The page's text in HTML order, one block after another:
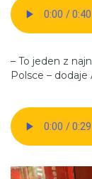
– To jeden z
Polsce – dodaje